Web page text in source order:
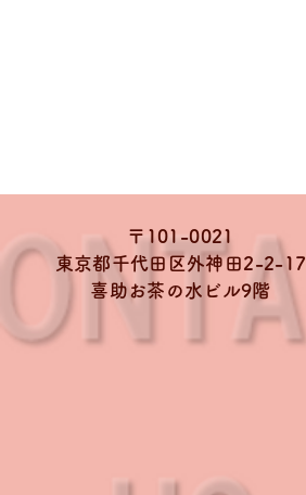
〒101-0021
東京都千代田区外神田2-2-17
喜助お茶の水ビル9階